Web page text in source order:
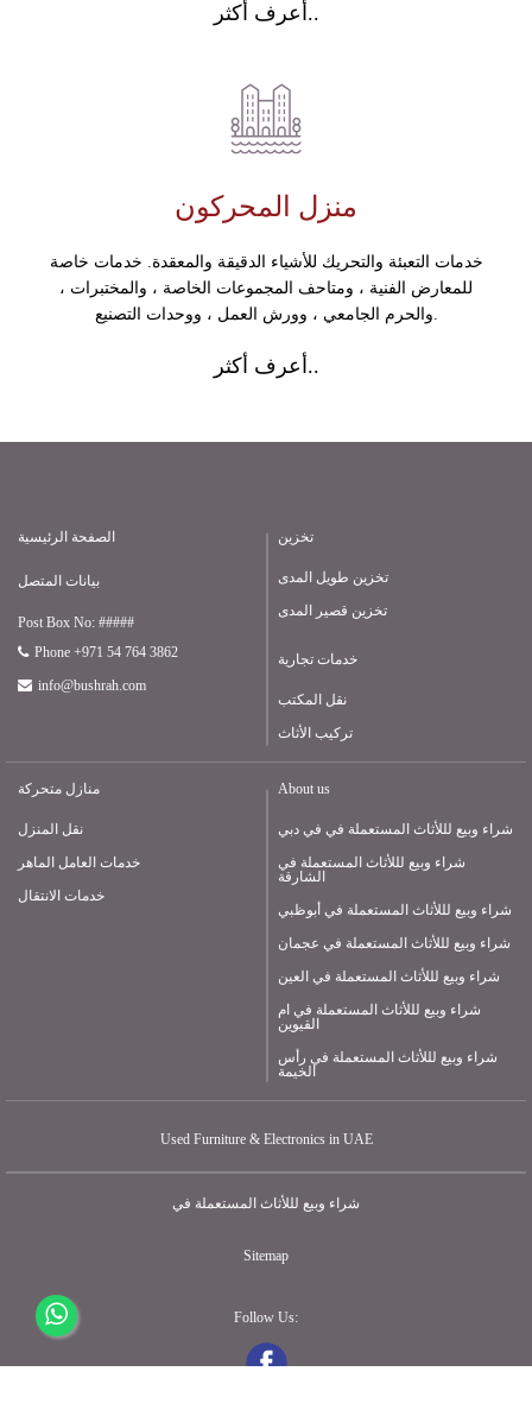
أعرف أكثر..
منزل المحركون
خدمات التعبئة والتحريك للأشياء الدقيقة والمعقدة. خدمات خاصة
للمعارض الفنية ، ومتاحف المجموعات الخاصة ، والمختبرات ،
والحرم الجامعي ، وورش العمل ، ووحدات التصنيع.
أعرف أكثر..
الصفحة الرئيسية
بيانات المتصل
Post Box No: #####
Phone +971 54 764 3862
info@bushrah.com
تخزين
تخزين طويل المدى
تخزين قصير المدى
خدمات تجارية
نقل المكتب
تركيب الأثاث
منازل متحركة
نقل المنزل
خدمات العامل الماهر
خدمات الانتقال
About us
شراء وبيع لللأثاث المستعملة في في دبي
شراء وبيع لللأثاث المستعملة في
الشارقة
شراء وبيع لللأثاث المستعملة في أبوظبي
شراء وبيع لللأثاث المستعملة في عجمان
شراء وبيع لللأثاث المستعملة في العين
شراء وبيع لللأثاث المستعملة في ام
القيوين
شراء وبيع لللأثاث المستعملة في رأس
الخيمة
Used Furniture & Electronics in UAE
شراء وبيع لللأثاث المستعملة في
Sitemap
Follow Us: